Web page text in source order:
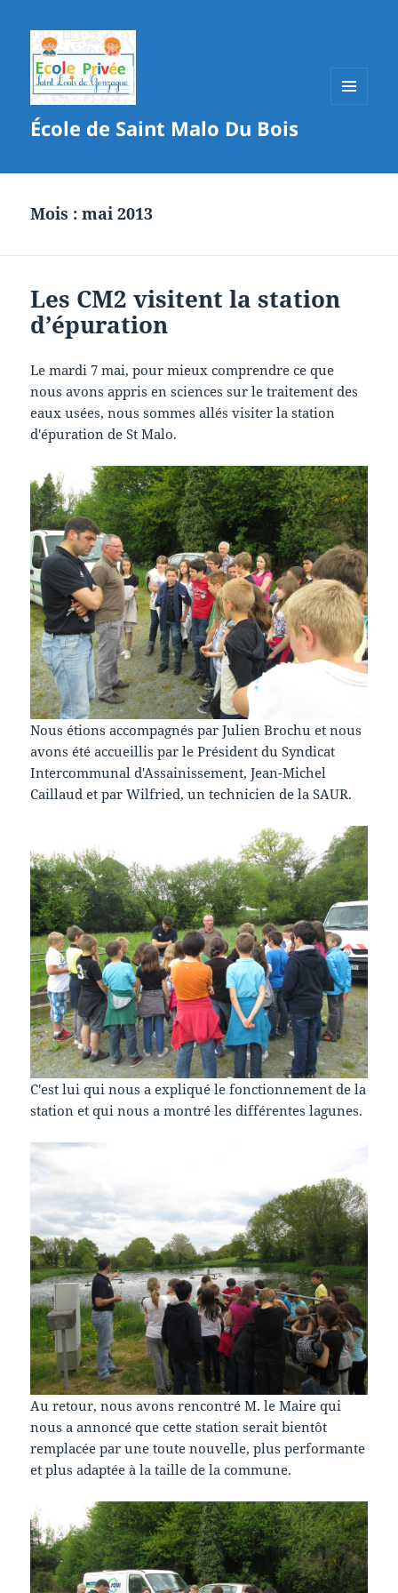
École de Saint Malo Du Bois
Mois :mai 2013
Les CM2 visitent la station
d’épuration
Le mardi 7 mai, pour mieux comprendre ce que
nous avons appris en sciences sur le traitement des
eaux usées, nous sommes allés visiter la station
d'épuration de St Malo.
Nous étions accompagnés par Julien Brochu et nous
avons été accueillis par le Président du Syndicat
Intercommunal d'Assainissement, Jean-Michel
Caillaud et par Wilfried, un technicien de la SAUR.
C'est lui qui nous a expliqué le fonctionnement de la
station et qui nous a montré les différentes lagunes.
Au retour, nous avons rencontré M. le Maire qui
nous a annoncé que cette station serait bientôt
remplacée par une toute nouvelle, plus performante
et plus adaptée à la taille de la commune.